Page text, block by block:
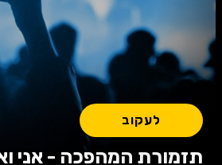
תזמורת המהפכה - אני
לעקוב